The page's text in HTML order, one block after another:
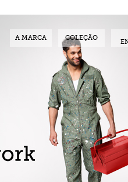
A MARCA COLEÇÃO